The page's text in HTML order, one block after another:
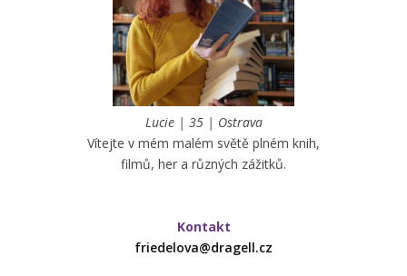
Lucie | 35 | Ostrava
Vítejte v mém malém světě plném knih,
filmů, her a různých zážitků.
Kontakt
friedelova@dragell.cz